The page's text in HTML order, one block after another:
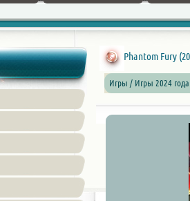
Phantom Fury
Игры / Игры 2024